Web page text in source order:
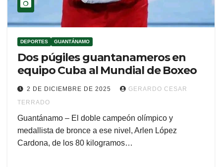
DEPORTES GUANTÁNAMO
Dos púgiles guantanameros en
equipo Cuba al Mundial de Boxeo
2 DE DICIEMBRE DE 2025
GERARDO CESAR
TERRADO
Guantánamo – El doble campeón olímpico y
medallista de bronce a ese nivel, Arlen López
Cardona, de los 80 kilogramos…